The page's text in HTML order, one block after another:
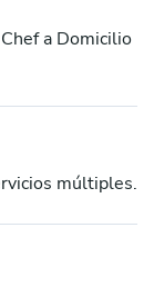
a Domicilio
múltiples.